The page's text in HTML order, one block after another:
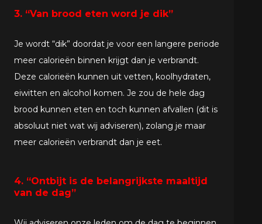
3. “Van brood eten word je dik”
Je wordt “dik” doordat je voor een langere periode
meer calorieën binnen krijgt dan je verbrandt.
Deze calorieën kunnen uit vetten, koolhydraten,
eiwitten en alcohol komen. Je zou de hele dag
brood kunnen eten en toch kunnen afvallen (dit is
absoluut niet wat wij adviseren), zolang je maar
meer calorieën verbrandt dan je eet.
4. “Ontbijt is de belangrijkste maaltijd
van de dag”